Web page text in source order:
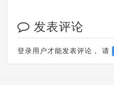
发表评论
登录用户才能发表评论， 请